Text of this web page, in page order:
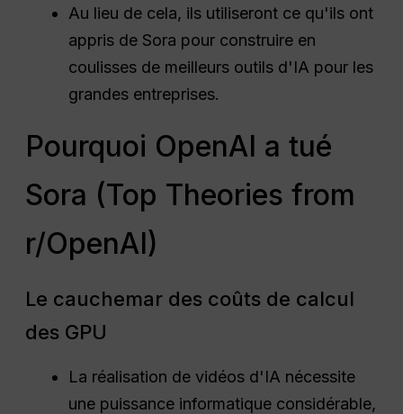
Au lieu de cela, ils utiliseront ce qu'ils ont
appris de Sora pour construire en
coulisses de meilleurs outils d'IA pour les
grandes entreprises.
Pourquoi OpenAI a tué
Sora (Top Theories from
r/OpenAI)
Le cauchemar des coûts de calcul
des GPU
La réalisation de vidéos d'IA nécessite
une puissance informatique considérable,